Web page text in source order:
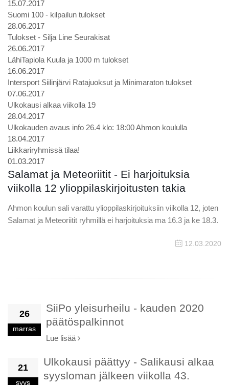
15.07.2017
Suomi 100 - kilpailun tulokset
28.06.2017
Tulokset - Silja Line Seurakisat
26.06.2017
LähiTapiola Kuula ja 1000 m tulokset
16.06.2017
Intersport Siilinjärvi Ratajuoksut ja Minimaraton tulokset
07.06.2017
Ulkokausi alkaa viikolla 19
28.04.2017
Ulkokauden avaus info 26.4 klo: 18:00 Ahmon koululla
18.04.2017
Liikkariryhmissä tilaa!
01.03.2017
Salamat ja Meteoriitit - Ei harjoituksia
viikolla 12 ylioppilaskirjoitusten takia
Ahmon koulun sali varattu ylioppilaskirjoituksiin viikolla 12, joten
Salamat ja Meteoriitit ryhmillä ei harjoituksia ma 16.3 ja ke 18.3.
12.03.2020
26
marras
SiiPo yleisurheilu - kauden 2020
päätöspalkinnot
Lue lisää
21
syys
Ulkokausi päättyy - Salikausi alkaa
syysloman jälkeen viikolla 43.